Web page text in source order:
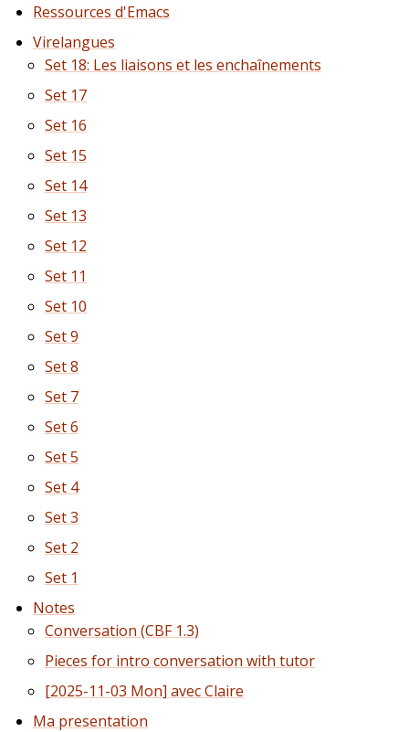
Ressources d'Emacs
Virelangues
Set 18: Les liaisons et les enchaînements
Set 17
Set 16
Set 15
Set 14
Set 13
Set 12
Set 11
Set 10
Set 9
Set 8
Set 7
Set 6
Set 5
Set 4
Set 3
Set 2
Set 1
Notes
Conversation (CBF 1.3)
Pieces for intro conversation with tutor
[2025-11-03 Mon] avec Claire
Ma presentation